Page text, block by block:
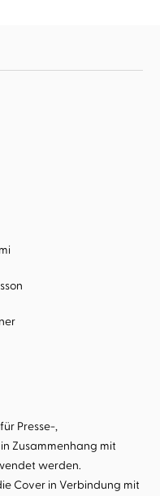
Presse-,
Zusammenhang mit
werden.
Cover in Verbindung mit